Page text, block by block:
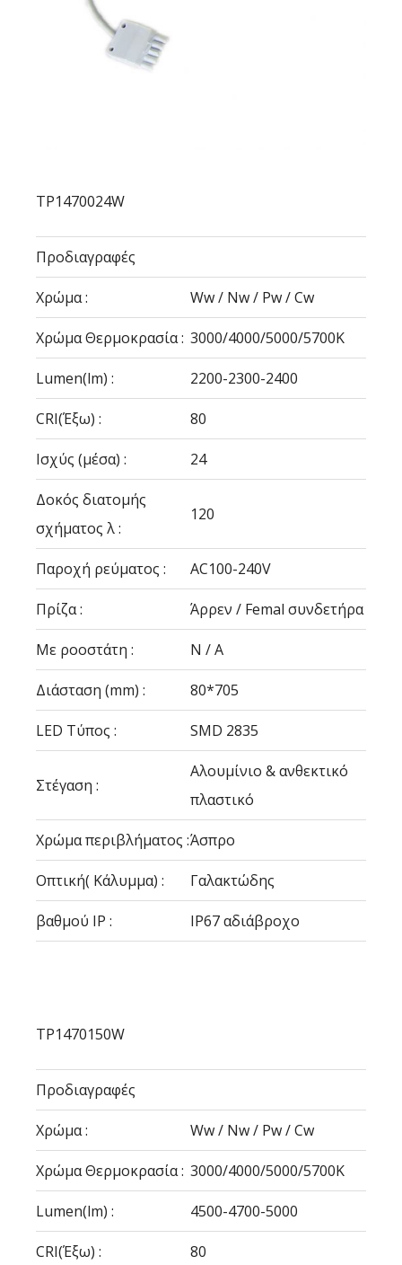
TP1470024W
Προδιαγραφές
Χρώμα : Ww / Nw / Pw / Cw
Χρώμα Θερμοκρασία : 3000/4000/5000/5700Κ
Lumen(lm) : 2200-2300-2400
CRI(Έξω) : 80
Ισχύς (μέσα) : 24
Δοκός διατομής
σχήματος λ :
120
Παροχή ρεύματος : AC100-240V
Πρίζα : Άρρεν / Femal συνδετήρα
Με ροοστάτη : N / A
Διάσταση (mm) : 80*705
LED Τύπος : SMD 2835
Στέγαση :
Αλουμίνιο & ανθεκτικό
πλαστικό
Χρώμα περιβλήματος :Άσπρο
Οπτική( Κάλυμμα) : Γαλακτώδης
βαθμού IP : IP67 αδιάβροχο
TP1470150W
Προδιαγραφές
Χρώμα : Ww / Nw / Pw / Cw
Χρώμα Θερμοκρασία : 3000/4000/5000/5700Κ
Lumen(lm) : 4500-4700-5000
CRI(Έξω) : 80